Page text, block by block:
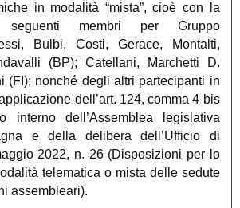
in modalità “mista”, cioè con la
seguenti membri per Gruppo
Bulbi, Costi, Gerace, Montalti,
(BP); Catellani, Marchetti D.
(FI); nonché degli altri partecipanti in
dell’art. 124, comma 4 bis
interno dell’Assemblea legislativa
e della delibera dell’Ufficio di
2022, n. 26 (Disposizioni per lo
telematica o mista delle sedute
assembleari).